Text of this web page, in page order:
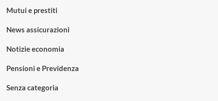
Mutui e prestiti
News assicurazioni
Notizie economia
Pensioni e Previdenza
Senza categoria